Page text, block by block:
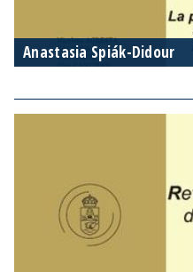
Anastasia Spiák-Didour